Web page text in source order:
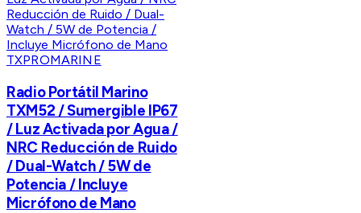
TXPROMARINE
Radio Portátil Marino
TXM52 / Sumergible IP67
/ Luz Activada por Agua /
NRC Reducción de Ruido
/ Dual-Watch / 5W de
Potencia / Incluye
Micrófono de Mano